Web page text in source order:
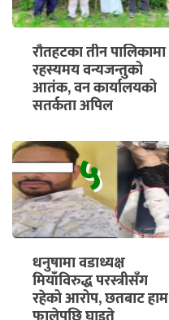
रौतहटका तीन पालिकामा
रहस्यमय वन्यजन्तुको
आतंक, वन कार्यालयको
सतर्कता अपिल
५
धनुषामा वडाध्यक्ष
मियाँविरुद्ध परस्त्रीसँग
रहेको आरोप, छतबाट हाम